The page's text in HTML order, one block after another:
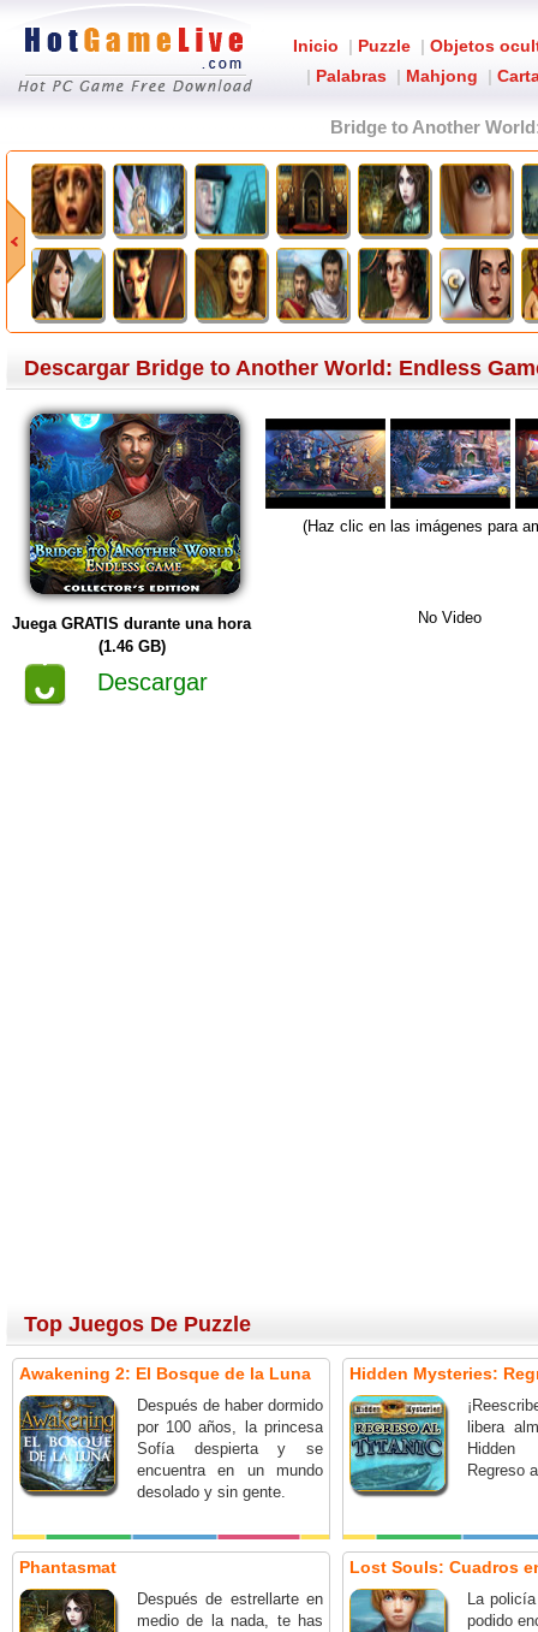
Inicio | Puzzle | Objetos
| Palabras | Mahjong |
Bridge to Another
Descargar Bridge to Another World: Endless
Juega GRATIS durante una hora
(1.46 GB)
Descargar
(Haz clic en las imágenes para
No Video
Top Juegos De Puzzle
Awakening 2: El Bosque de la Luna
Después de haber dormido
por 100 años, la princesa
Sofía despierta y se
encuentra en un mundo
desolado y sin gente.
Hidden Mysteries:
libera
Regreso
Phantasmat
Después de estrellarte en
medio de la nada, te has
Lost Souls: Cuadros
La
podido